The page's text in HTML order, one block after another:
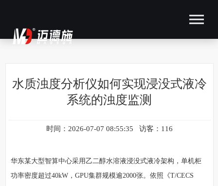
水质浊度分析仪如何实现浸没式液冷
系统的浊度监测
时间：2026-07-07 08:55:35 访客：116
华东某大型智算中心采用乙二醇水溶液浸没式液冷架构，单机柜
功率密度超过40kW，GPU集群规模逾2000张。依照《T/CECS